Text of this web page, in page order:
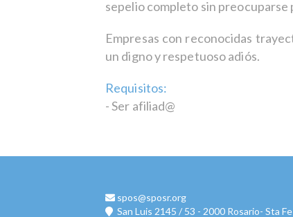
sepelio completo sin
Empresas con reconocidas
un digno y respetuoso adiós.
Requisitos:
-Ser afiliad@
spos@sposr.org
San Luis 2145 / 53 - 2000 Rosario- Sta Fe